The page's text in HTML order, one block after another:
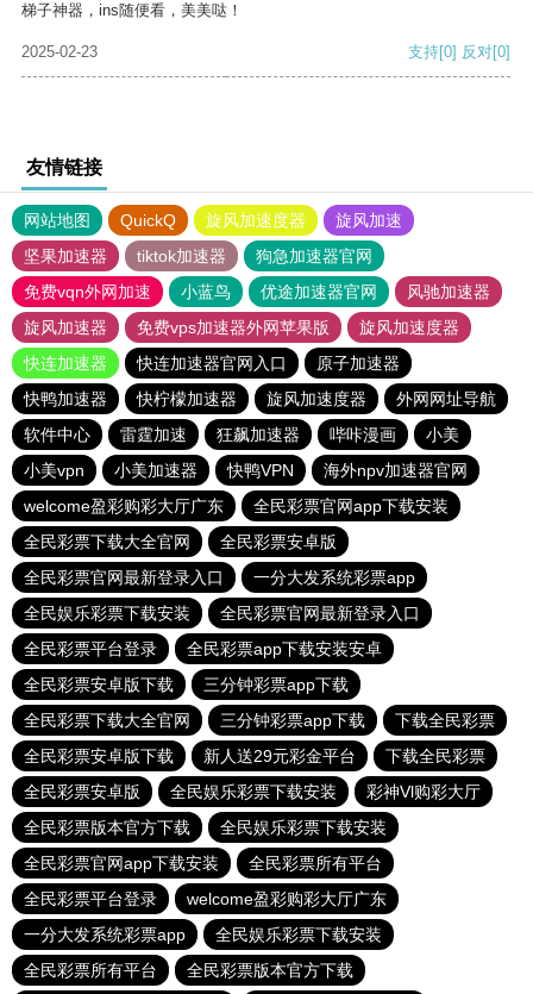
梯子神器，ins随便看，美美哒！
2025-02-23 支持[0] 反对[0]
友情链接
网站地图 QuickQ 旋风加速度器
旋风加速
坚果加速器
tiktok加速器
狗急加速器官网
免费vqn外网加速
小蓝鸟 优途加速器官网
风驰加速器
旋风加速器
免费vps加速器外网苹果版
旋风加速度器
快连加速器
快连加速器官网入口
原子加速器
快鸭加速器
快柠檬加速器 旋风加速度器
外网网址导航
软件中心
雷霆加速 狂飙加速器 哔咔漫画
小美
小美vpn
小美加速器 快鸭VPN
海外npv加速器官网
welcome盈彩购彩大厅广东
全民彩票官网app下载安装
全民彩票下载大全官网
全民彩票安卓版
全民彩票官网最新登录入口
一分大发系统彩票app
全民娱乐彩票下载安装
全民彩票官网最新登录入口
全民彩票平台登录
全民彩票app下载安装安卓
全民彩票安卓版下载
三分钟彩票app下载
全民彩票下载大全官网
三分钟彩票app下载
下载全民彩票
全民彩票安卓版下载
新人送29元彩金平台
下载全民彩票
全民彩票安卓版
全民娱乐彩票下载安装
彩神Vl购彩大厅
全民彩票版本官方下载
全民娱乐彩票下载安装
全民彩票官网app下载安装
全民彩票所有平台
全民彩票平台登录
welcome盈彩购彩大厅广东
一分大发系统彩票app
全民娱乐彩票下载安装
全民彩票所有平台
全民彩票版本官方下载